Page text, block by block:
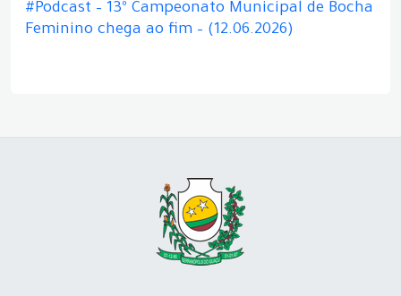
#Podcast – 13º Campeonato Municipal de Bocha
Feminino chega ao fim – (12.06.2026)